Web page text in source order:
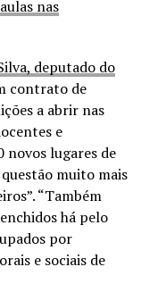
nas
deputado do
contrato de
a abrir nas
e
novos lugares de
muito mais
“Também
há pelo
por
e sociais de